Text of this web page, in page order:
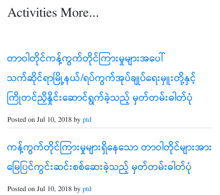
Activities More...
တာဝါတိုင်ကန့်ကွက်တိုင်ကြားမှုများအပေါ်
သက်ဆိုင်ရာမြို့နယ်/ရပ်ကွက်အုပ်ချုပ်ရေးမှူးတို့နှင့်
ကြိုတင်ညှိနှိုင်းဆောင်ရွက်ခဲ့သည့် မှတ်တမ်းဓါတ်ပုံ
Posted on Jul 10, 2018 by ptd
ကန့်ကွက်တိုင်ကြားမှုများရှိနေသော တာဝါတိုင်များအား
မြေပြင်ကွင်းဆင်းစစ်ဆေးခဲ့သည့် မှတ်တမ်းဓါတ်ပုံ
Posted on Jul 10, 2018 by ptd